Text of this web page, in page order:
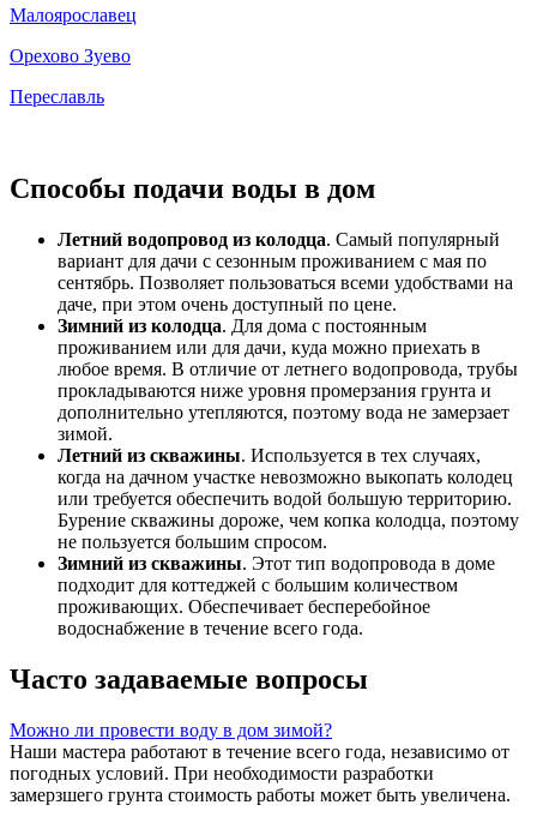
Малоярославец
Орехово Зуево
Переславль
Способы подачи воды в дом
Летний водопровод из колодца. Самый популярный
вариант для дачи с сезонным проживанием с мая по
сентябрь. Позволяет пользоваться всеми удобствами на
даче, при этом очень доступный по цене.
Зимний из колодца. Для дома с постоянным
проживанием или для дачи, куда можно приехать в
любое время. В отличие от летнего водопровода, трубы
прокладываются ниже уровня промерзания грунта и
дополнительно утепляются, поэтому вода не замерзает
зимой.
Летний из скважины. Используется в тех случаях,
когда на дачном участке невозможно выкопать колодец
или требуется обеспечить водой большую территорию.
Бурение скважины дороже, чем копка колодца, поэтому
не пользуется большим спросом.
Зимний из скважины. Этот тип водопровода в доме
подходит для коттеджей с большим количеством
проживающих. Обеспечивает бесперебойное
водоснабжение в течение всего года.
Часто задаваемые вопросы
Можно ли провести воду в дом зимой?
Наши мастера работают в течение всего года, независимо от
погодных условий. При необходимости разработки
замерзшего грунта стоимость работы может быть увеличена.